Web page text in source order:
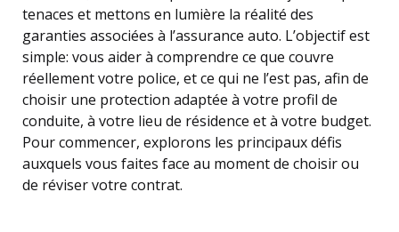
tenaces et mettons en lumière la réalité des
garanties associées à l’assurance auto. L’objectif est
simple: vous aider à comprendre ce que couvre
réellement votre police, et ce qui ne l’est pas, afin de
choisir une protection adaptée à votre profil de
conduite, à votre lieu de résidence et à votre budget.
Pour commencer, explorons les principaux défis
auxquels vous faites face au moment de choisir ou
de réviser votre contrat.